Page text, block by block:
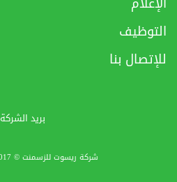
التوظيف
للإتصال بنا
بريد الشركة
شركة ريسوت للزسمنت © 2017